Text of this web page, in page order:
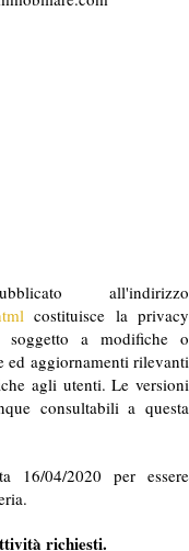
all'indirizzo
costituisce la privacy
a modifiche o
ed aggiornamenti rilevanti
agli utenti. Le versioni
consultabili a questa
16/04/2020 per essere
richiesti.